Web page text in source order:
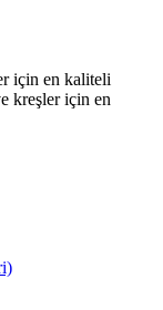
için en kaliteli
kreşler için en